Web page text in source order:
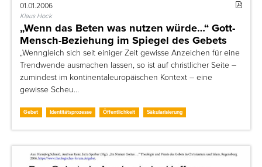
01.01.2006
Klaus Hock
„Wenn das Beten was nutzen würde…“ Gott-
Mensch-Beziehung im Spiegel des Gebets
„Wenngleich sich seit einiger Zeit gewisse Anzeichen für eine
Trendwende ausmachen lassen, so ist auf christlicher Seite –
zumindest im kontinentaleuropäischen Kontext – eine
gewisse Scheu…
Gebet Identitätsprozesse Öffentlichkeit Säkularisierung